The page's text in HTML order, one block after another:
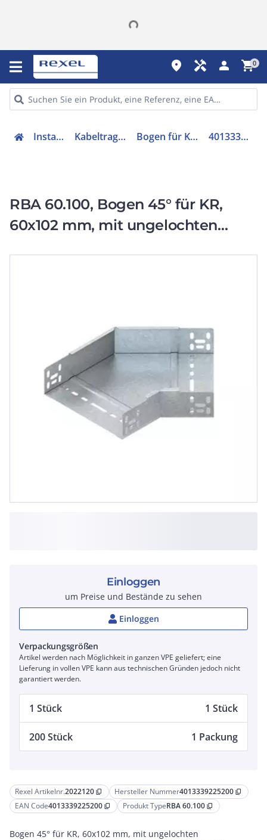
place handyman person shopping_cart0
Installation Kabeltragsysteme Bogen für Kabelrinne 4013339225200
RBA 60.100, Bogen 45° für KR,
60x102 mm, mit ungelochten
Rexel Artikelnr.2022120 content_copy Hersteller Nummer4013339225200 content_copy
EAN Code4013339225200 content_copy Produkt TypeRBA 60.100 content_copy
Bogen 45° für KR, 60x102 mm, mit ungelochten
Einloggen
um Preise und Bestände zu sehen
Einloggen
Verpackungsgrößen
Artikel werden nach Möglichkeit in ganzen VPE geliefert; eine
Lieferung in vollen VPE kann aus technischen Gründen jedoch nicht
garantiert werden.
1 Stück 1 Stück
200 Stück 1 Packung